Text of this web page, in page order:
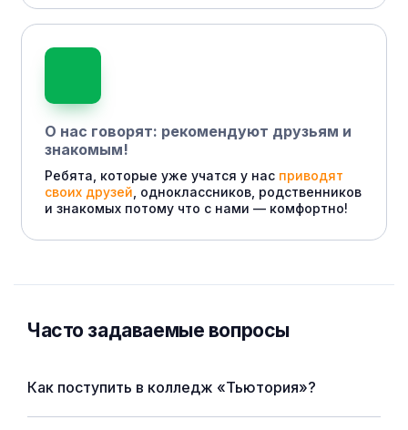
О нас говорят: рекомендуют друзьям и
знакомым!
Ребята, которые уже учатся у нас приводят
своих друзей , одноклассников, родственников
и знакомых потому что с нами — комфортно!
Часто задаваемые вопросы
Как поступить в колледж «Тьютория»?